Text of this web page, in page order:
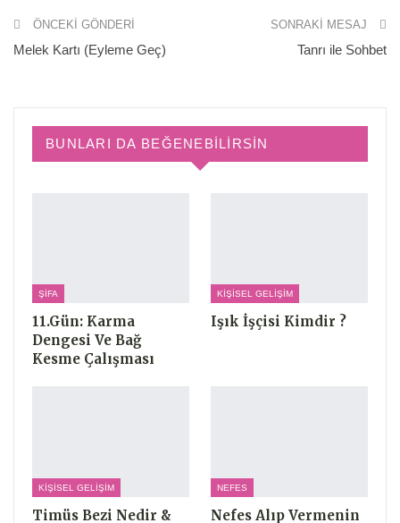
ÖNCEKI GÖNDERI
Melek Kartı (Eyleme Geç)
SONRAKI MESAJ
Tanrı ile Sohbet
BUNLARI DA BEĞENEBILIRSIN
ŞIFA
11.Gün: Karma
Dengesi Ve Bağ
Kesme Çalışması
KIŞISEL GELIŞIM
Işık İşçisi Kimdir ?
KIŞISEL GELIŞIM
Timüs Bezi Nedir &
NEFES
Nefes Alıp Vermenin